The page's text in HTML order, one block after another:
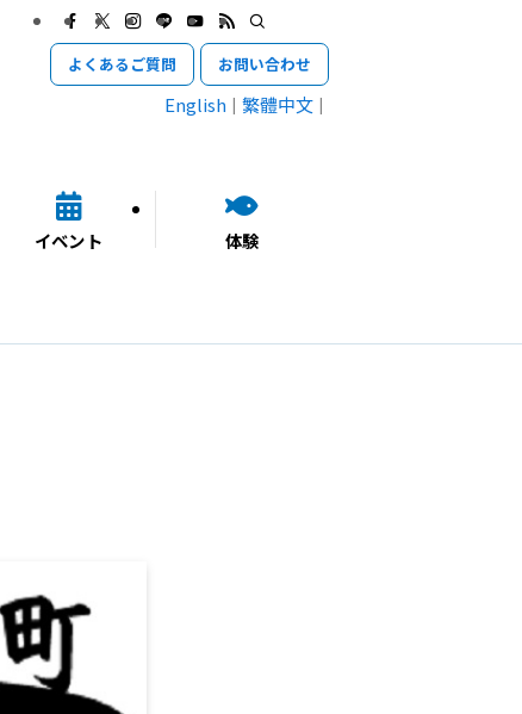
イベント 体験
よくあるご質問 お問い合わせ
English 繁體中文